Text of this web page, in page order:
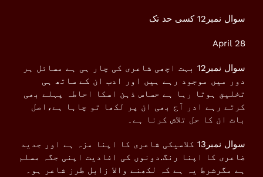
سوال نمبر12 کسی حد تک
April 28
سوال نمبر12 بہت اچھی شاعری کی چار ہی ہے مسائل ہر
دور میں موجود رہے ہیں اور ادب ان کے ساتھ ہی
تخلیق ہوتا رہا ہے حساس ذہن اسکا احاطہ پہلے بھی
کرتے رہے ادر آج بھی ان پر لکھا تو چاہا ہے،اصل
بات ان کا حل تلاش کرنا ہے۔
سوال نمبر13 کلاسیکی شاعری کا اپنا مزہ ہے اور جدید
ضاعری کا اپنا رنگ.دونوں کی افادیت اپنی جگہ مسلم
ہے مگرشرط یہ ہے کہ لکھنے والا زابل طرز شاعر ہو۔